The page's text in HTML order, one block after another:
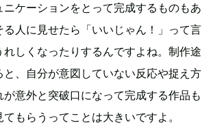
ケーションをとって完成するものもあ
る人に見せたら「いいじゃん！」って言
しくなったりするんですよね。制作途
、自分が意図していない反応や捉え方
意外と突破口になって完成する作品も
もらうってことは大きいですよ。